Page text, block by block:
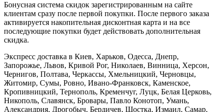
Бонусная система скидок зарегистрированным на сайте
клиентам сразу после первой покупки. После первого заказа
активируется накопительная дисконтная карта и на все
последующие покупки будет действовать дополнительная
скидка.
Экспресс доставка в Киев, Харьков, Одесса, Днепр,
Запорожье, Львов, Кривой Рог, Николаев, Винница, Херсон,
Чернигов, Полтава, Черкассы, Хмельницкий, Черновцы,
Житомир, Сумы, Ровно, Ивано-Франковск, Каменское,
Кропивницкий, Тернополь, Кременчуг, Луцк, Белая Церковь,
Никополь, Славянск, Бровары, Павло Конотоп, Умань,
Александрия, Дрогобыч, Бердичев, Шостка, Измаил, Самар,